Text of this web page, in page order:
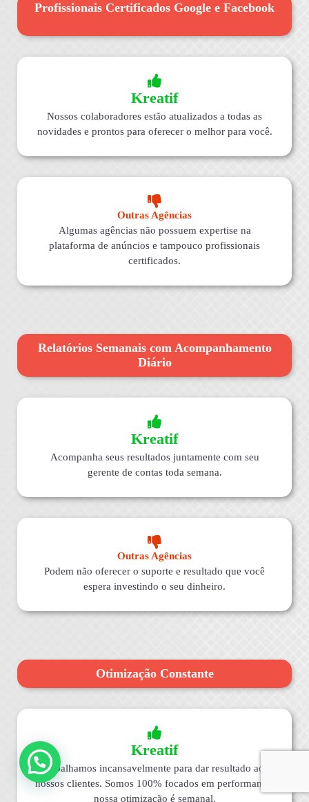
Profissionais Certificados Google e Facebook
Kreatif
Nossos colaboradores estão atualizados a todas as
novidades e prontos para oferecer o melhor para você.
Outras Agências
Algumas agências não possuem expertise na
plataforma de anúncios e tampouco profissionais
certificados.
Relatórios Semanais com Acompanhamento
Diário
Kreatif
Acompanha seus resultados juntamente com seu
gerente de contas toda semana.
Outras Agências
Podem não oferecer o suporte e resultado que você
espera investindo o seu dinheiro.
Otimização Constante
Kreatif
Trabalhamos incansavelmente para dar resultado aos
nossos clientes. Somos 100% focados em performance,
nossa otimização é semanal.